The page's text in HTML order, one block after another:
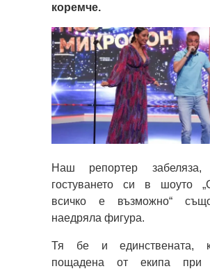
коремче.
Наш репортер
гостуването си в шоуто
всичко е възможно“
наедряла фигура.
Тя бе и единствената,
пощадена от екипа при